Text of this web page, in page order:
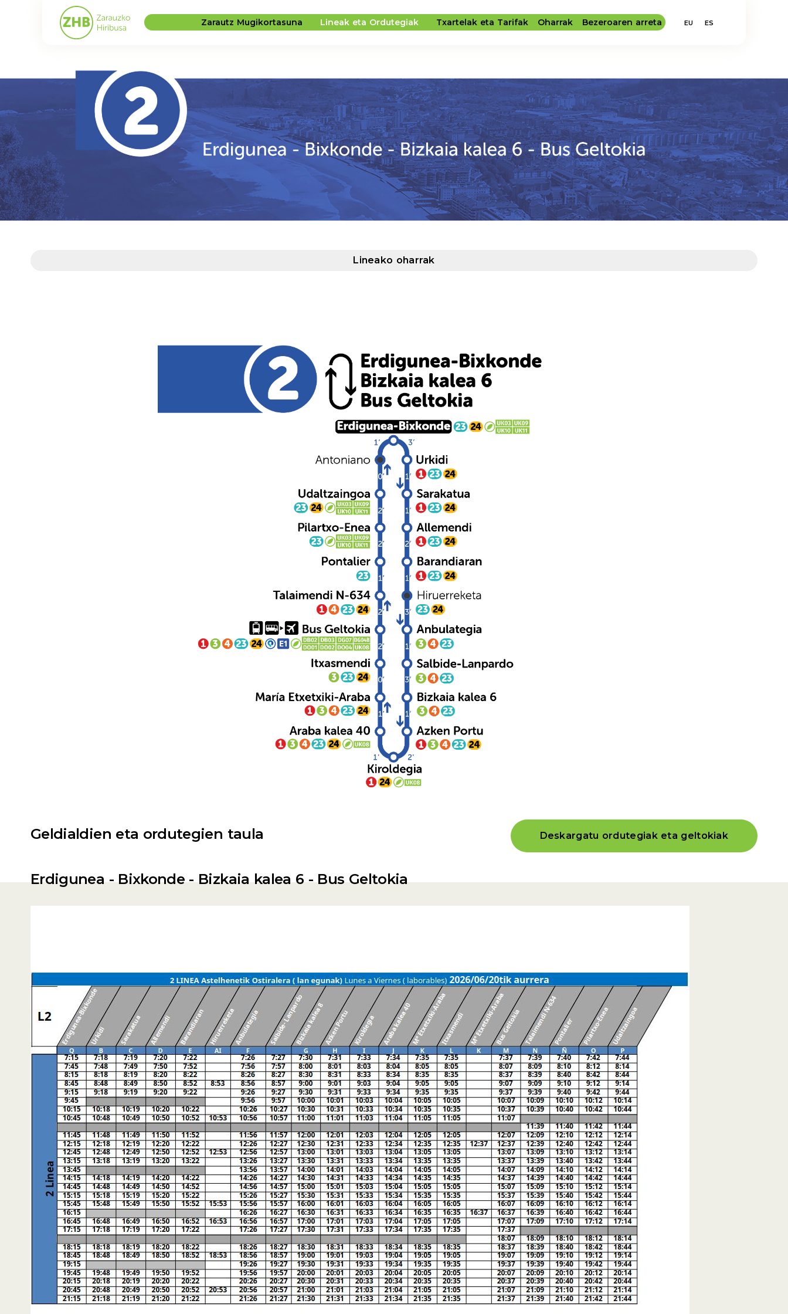
Zarautz Mugikortasuna Lineak eta Ordutegiak Txartelak eta Tarifak Oharrak Bezeroaren arreta EU ES
ERDIGUNEA - BIXKONDE - BIZKAIA KALEA 6 - BUS GELTOKIA
Lineako oharrak
ERDIGUNEA - BIXKONDE - BIZKAIA KALEA 6 - BUS GELTOKIA
Geldialdien eta ordutegien taula Deskargatu ordutegiak eta geltokiak
Erdigunea - Bixkonde - Bizkaia kalea 6 - Bus Geltokia